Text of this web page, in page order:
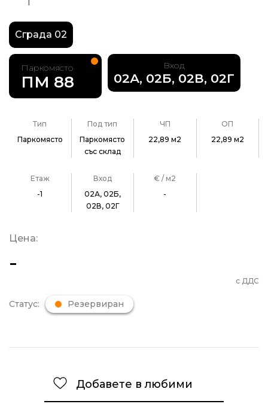
Сграда 02
Паркомясто
ПМ 88
Вход
02А, 02Б, 02В, 02Г
Тип
Паркомясто
Под тип
Паркомясто
със склад
ЧП
22,89 м2
ОП
22,89 м2
Етаж
-1
Вход
02А, 02Б,
02В, 02Г
€ / м2
-
Цена:
-
с ДДС
Статус: Резервиран
Добавете в любими